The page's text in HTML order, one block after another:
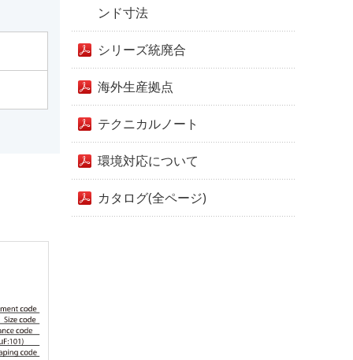
ンド寸法
シリーズ統廃合
海外生産拠点
テクニカルノート
環境対応について
カタログ(全ページ)